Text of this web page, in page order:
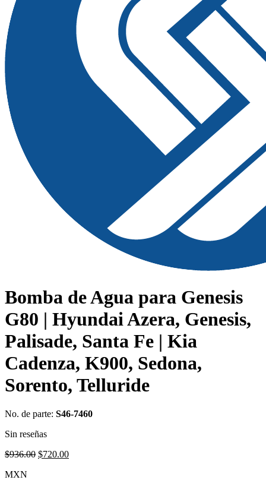
Bomba de Agua para Genesis
G80 | Hyundai Azera, Genesis,
Palisade, Santa Fe | Kia
Cadenza, K900, Sedona,
Sorento, Telluride
No. de parte: S46-7460
Sin reseñas
$936.00 Original
$720.00Current
MXN